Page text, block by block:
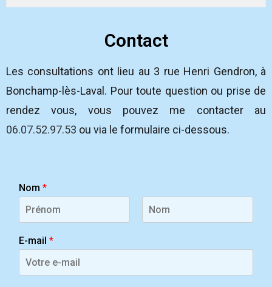
Contact
Les consultations ont lieu au 3 rue Henri Gendron, à
Bonchamp-lès-Laval. Pour toute question ou prise de
rendez vous, vous pouvez me contacter au
06.07.52.97.53 ou via le formulaire ci-dessous.
Nom *
r
é
m
E-mail *